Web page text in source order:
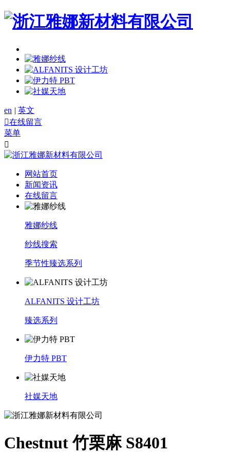
en | 英文
在线留言
菜单

网站首页
新闻资讯
在线留言
雅娜纱线
纱线搜索
季节性臻选系列
ALFANITS 设计工坊
臻选系列
伊力特 PBT
社媒天地
Chestnut 竹栗麻 S8401